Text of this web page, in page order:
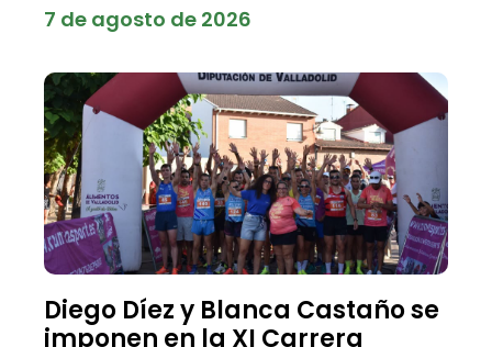
7 de agosto de 2026
Diego Díez y Blanca Castaño se
imponen en la XI Carrera